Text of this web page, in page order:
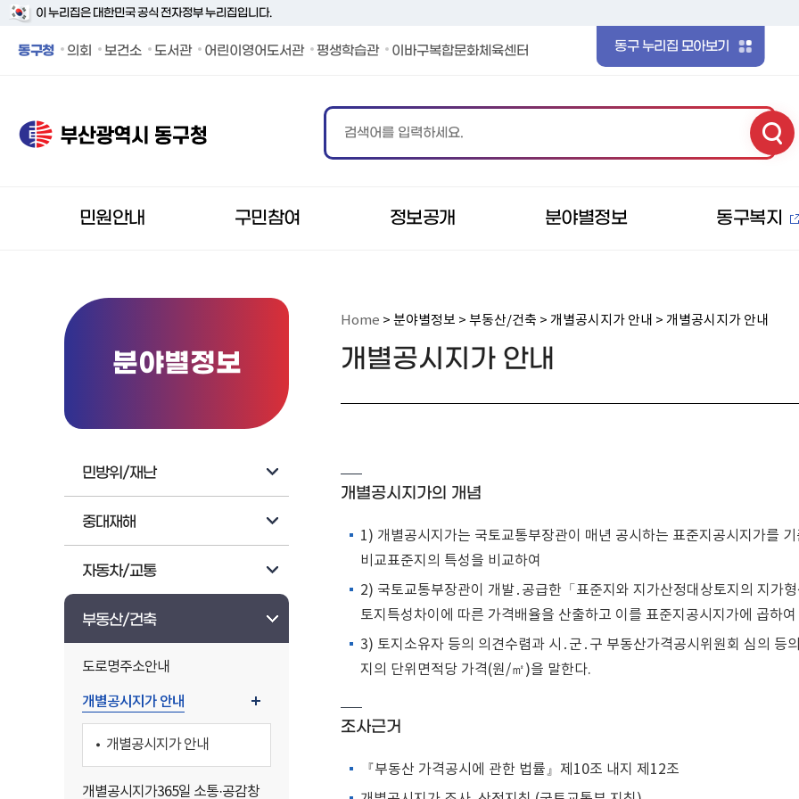
이 누리집은 대한민국 공식 전자정부 누리집입니다.
동구청 의회 보건소 도서관 어린이영어도서관 평생학습관 이바구복합문화체육센터 동구 누리집 모아보기
동구청 페이스북 바로가기
동구청 인스타그램 바로가기
동구청 블로그 바로가기
동구청 카카오 바로가기
동구청 유튜브 바로가기
민원안내 구민참여 정보공개 분야별정보 동구복지
분야별정보
민방위/재난
중대재해
자동차/교통
부동산/건축
도로명주소안내
개별공시지가 안내
개별공시지가 안내
개별공시지가365일 소통·공감창
Home > 분야별정보 > 부동산/건축 > 개별공시지가 안내 > 개별공시지가 안내
개별공시지가 안내
개별공시지가의 개념
1) 개별공시지가는 국토교통부장관이 매년 공시하는 표준지공시지가를
비교표준지의 특성을 비교하여
2) 국토교통부장관이 개발․공급한「표준지와 지가산정대상토지의 지가
토지특성차이에 따른 가격배율을 산출하고 이를 표준지공시지가에 곱하
3) 토지소유자 등의 의견수렴과 시․군․구 부동산가격공시위원회 심의 등
지의 단위면적당 가격(원/㎡)을 말한다.
조사근거
『부동산 가격공시에 관한 법률』제10조 내지 제12조